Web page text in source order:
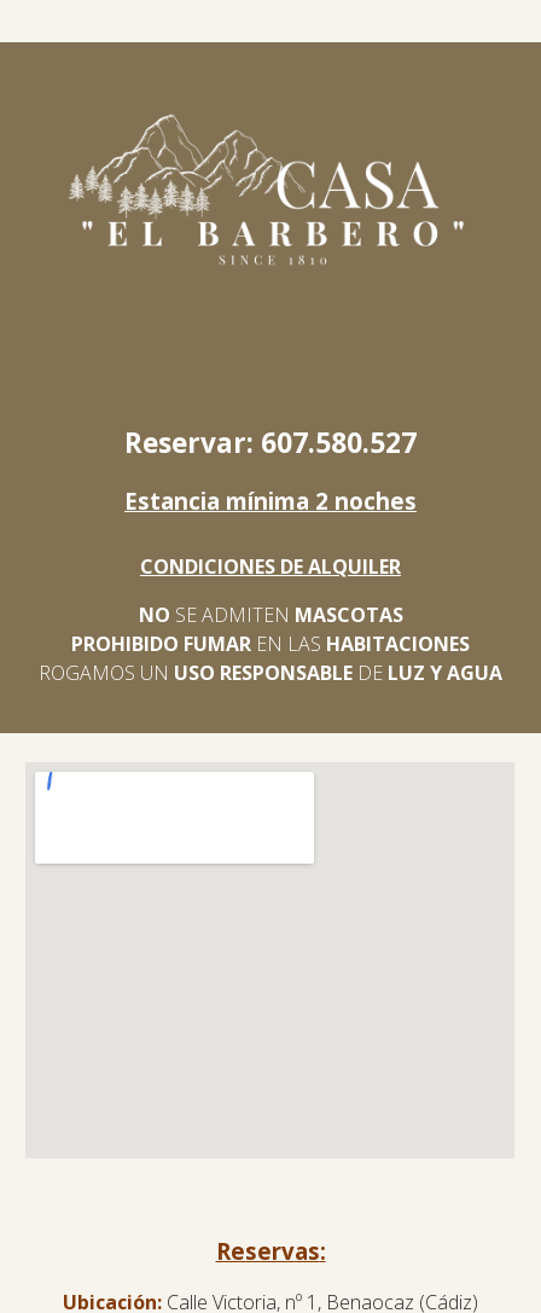
Reservar: 607.580.527
Estancia mínima 2 noches
CONDICIONES DE ALQUILER
NO SE ADMITEN MASCOTAS
PROHIBIDO FUMAR EN LAS HABITACIONES
ROGAMOS UN USO RESPONSABLE DE LUZ Y AGUA
Reservas:
Ubicación: Calle Victoria, nº 1, Benaocaz (Cádiz)